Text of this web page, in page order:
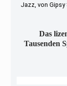
Jazz, von Gipsy
Das
Tausenden